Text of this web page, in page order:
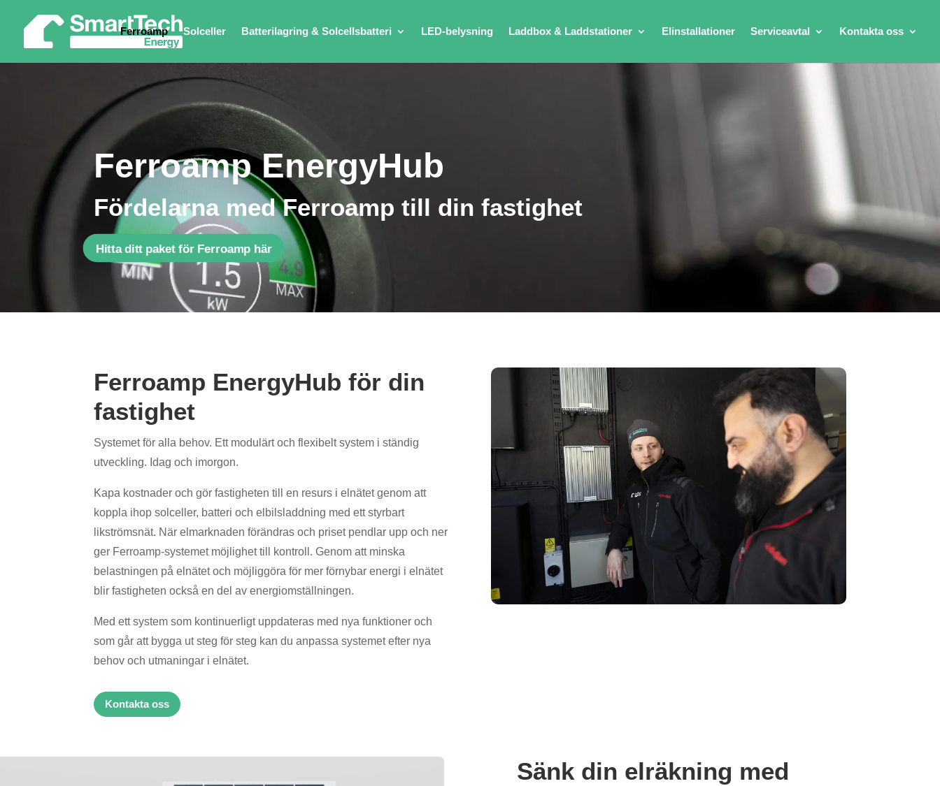
Ferroamp Solceller Batterilagring & Solcellsbatteri LED-belysning Laddbox & Laddstationer Elinstallationer Serviceavtal Kontakta oss
Ferroamp EnergyHub
Fördelarna med Ferroamp till din fastighet
Hitta ditt paket för Ferroamp här
Ferroamp EnergyHub för din
fastighet
Systemet för alla behov. Ett modulärt och flexibelt system i ständig
utveckling. Idag och imorgon.
Kapa kostnader och gör fastigheten till en resurs i elnätet genom att
koppla ihop solceller, batteri och elbilsladdning med ett styrbart
likströmsnät. När elmarknaden förändras och priset pendlar upp och ner
ger Ferroamp-systemet möjlighet till kontroll.Genom att minska
belastningen på elnätet och möjliggöra för mer förnybar energi i elnätet
blir fastigheten också en del av energiomställningen.
Med ett system som kontinuerligt uppdateras med nya funktioner och
som går att bygga ut steg för steg kan du anpassa systemet efter nya
behov och utmaningar i elnätet.
Kontakta oss
Sänk din elräkning med